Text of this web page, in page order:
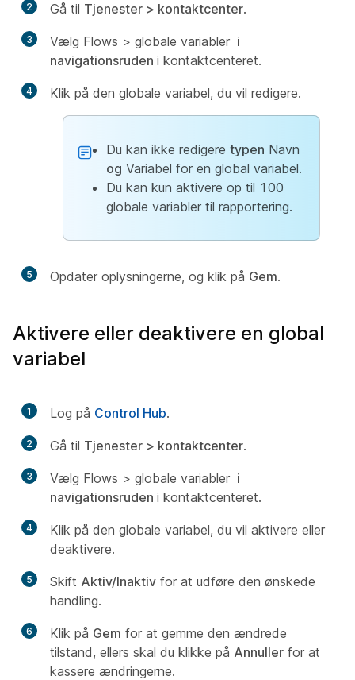
2 Gå til Tjenester > kontaktcenter.
3 Vælg Flows > globale variabler i
navigationsruden i kontaktcenteret.
4 Klik på den globale variabel, du vil redigere.
Du kan ikke redigere typen Navn
og Variabel for en global variabel.
Du kan kun aktivere op til 100
globale variabler til rapportering.
5 Opdater oplysningerne, og klik på Gem.
Aktivere eller deaktivere en global
variabel
1 Log på Control Hub.
2 Gå til Tjenester > kontaktcenter.
3 Vælg Flows > globale variabler i
navigationsruden i kontaktcenteret.
4
Klik på den globale variabel, du vil aktivere eller
deaktivere.
5 Skift Aktiv/Inaktiv for at udføre den ønskede
handling.
6 Klik på Gem for at gemme den ændrede
tilstand, ellers skal du klikke på Annuller for at
kassere ændringerne.